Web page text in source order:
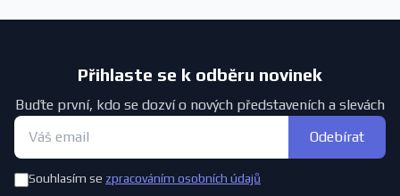
Přihlaste se k odběru novinek
Buďte první, kdo se dozví o nových představeních a slevách
Odebírat
Souhlasím se zpracováním osobních údajů